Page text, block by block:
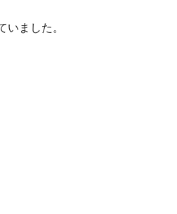
いました。